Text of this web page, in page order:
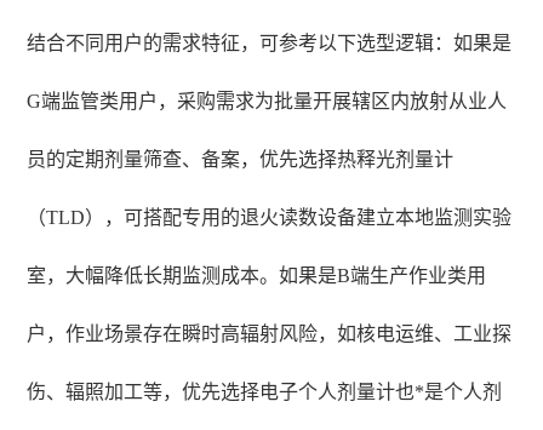
结合不同用户的需求特征，可参考以下选型逻辑：如果是
G端监管类用户，采购需求为批量开展辖区内放射从业人
员的定期剂量筛查、备案，优先选择热释光剂量计
（TLD），可搭配专用的退火读数设备建立本地监测实验
室，大幅降低长期监测成本。如果是B端生产作业类用
户，作业场景存在瞬时高辐射风险，如核电运维、工业探
伤、辐照加工等，优先选择电子个人剂量计也*是个人剂